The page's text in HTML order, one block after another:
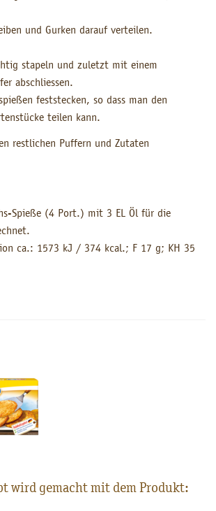
und Gurken darauf verteilen.
stapeln und zuletzt mit einem
abschliessen.
feststecken, so dass man den
teilen kann.
restlichen Puffern und Zutaten
Spieße (4 Port.) mit 3 EL Öl für die
ca.: 1573 kJ / 374 kcal.; F 17 g; KH 35
wird gemacht mit dem Produkt: